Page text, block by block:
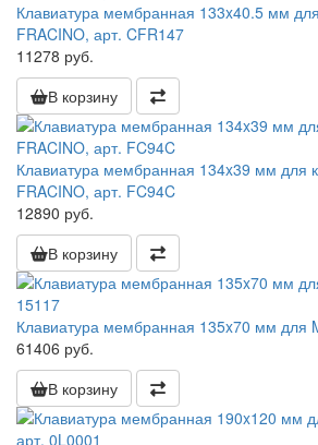
Клавиатура мембранная 133x40.5 мм
FRACINO, арт. CFR147
11278 руб.
В корзину
Клавиатура мембранная 134x39 мм
FRACINO, арт. FC94C
12890 руб.
В корзину
Клавиатура мембранная 135x70 мм для
61406 руб.
В корзину